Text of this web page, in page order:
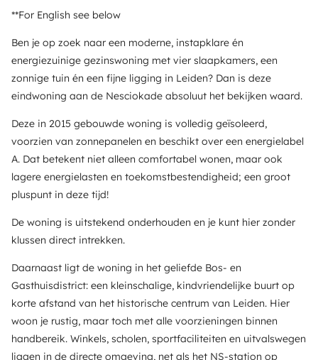
**For English see below
Ben je op zoek naar een moderne, instapklare én
energiezuinige gezinswoning met vier slaapkamers, een
zonnige tuin én een fijne ligging in Leiden? Dan is deze
eindwoning aan de Nesciokade absoluut het bekijken waard.
Deze in 2015 gebouwde woning is volledig geïsoleerd,
voorzien van zonnepanelen en beschikt over een energielabel
A. Dat betekent niet alleen comfortabel wonen, maar ook
lagere energielasten en toekomstbestendigheid; een groot
pluspunt in deze tijd!
De woning is uitstekend onderhouden en je kunt hier zonder
klussen direct intrekken.
Daarnaast ligt de woning in het geliefde Bos- en
Gasthuisdistrict: een kleinschalige, kindvriendelijke buurt op
korte afstand van het historische centrum van Leiden. Hier
woon je rustig, maar toch met alle voorzieningen binnen
handbereik. Winkels, scholen, sportfaciliteiten en uitvalswegen
liggen in de directe omgeving, net als het NS-station op